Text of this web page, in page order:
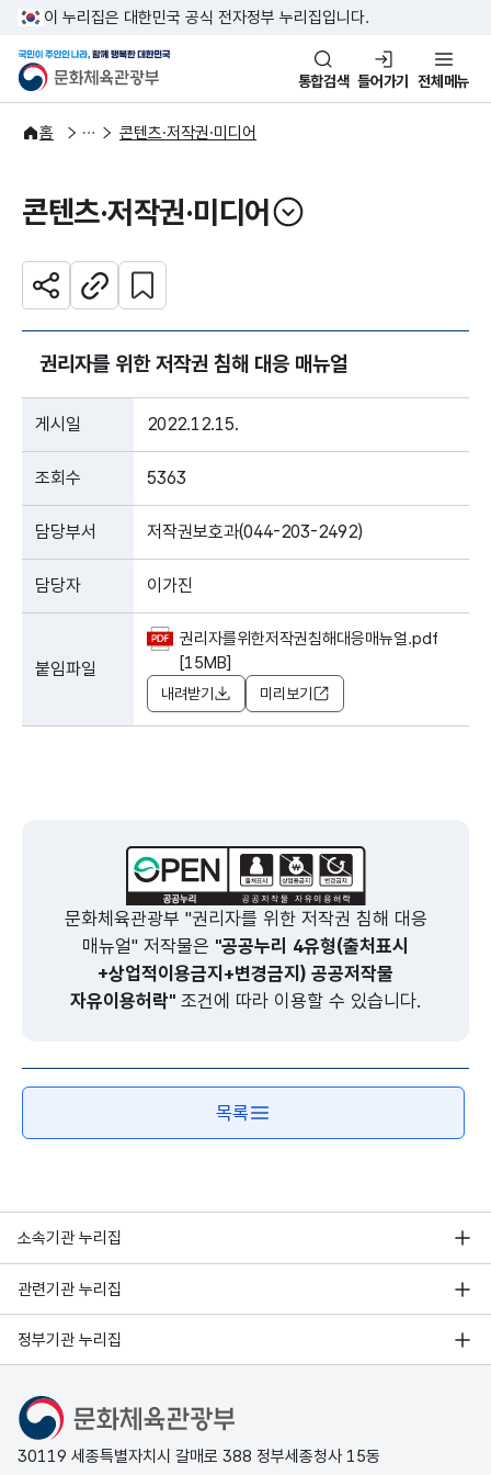
본문 바로가기
주메뉴 바로가기
이 누리집은 대한민국 공식 전자정부 누리집입니다.
문화체육관광부
국민이 주인인 나라, 함께 행복
통합검색 들어가기 전체메뉴
홈
주요정책
분야별 정책 콘텐츠·저작권·미디어
콘텐츠·저작권·미디어
열기
공유하기주소복사
관심 콘텐츠 설정하기
권리자를 위한 저작권 침해 대응 매뉴얼
게시일 2022.12.15.
조회수 5363
담당부서 저작권보호과(044-203-2492)
담당자 이가진
붙임파일
권리자를위한저작권침해대응매뉴얼.pdf
[15MB]
내려받기 미리보기
문화체육관광부 "권리자를 위한 저작권 침해 대응
매뉴얼" 저작물은 "공공누리 4유형(출처표시
+상업적이용금지+변경금지) 공공저작물
자유이용허락"조건에 따라 이용할 수 있습니다.
목록
소속기관 누리집
관련기관 누리집
정부기관 누리집
문화체육관광부
30119 세종특별자치시 갈매로 388 정부세종청사 15동